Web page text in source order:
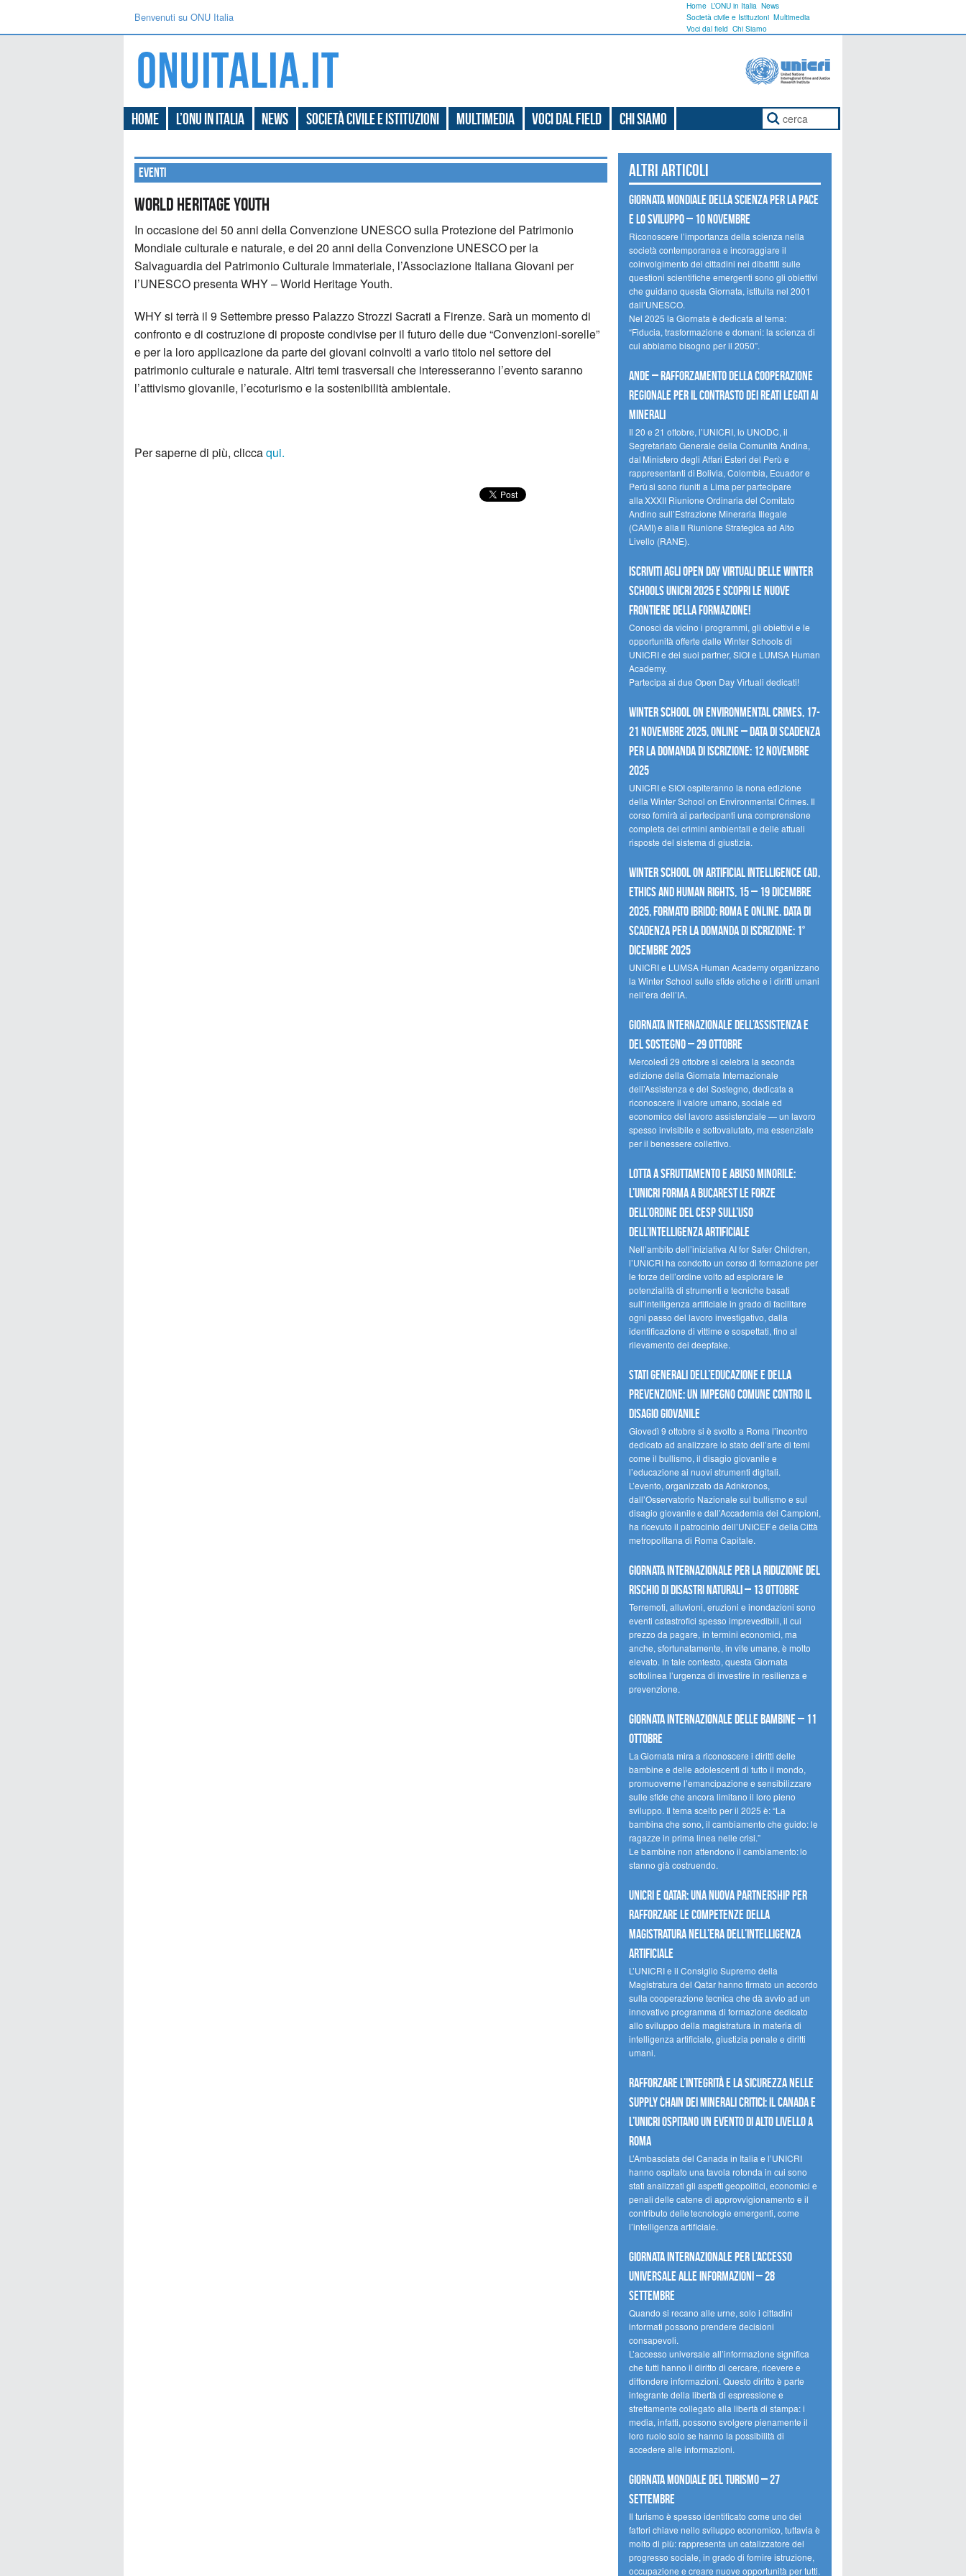
Benvenuti su ONU Italia
Home L’ONU in Italia News
Società civile e Istituzioni Multimedia
Voci dal field Chi Siamo
Home L’ONU in Italia News Società civile e Istituzioni Multimedia Voci dal field Chi Siamo
Eventi
World Heritage Youth
In occasione dei 50 anni della Convenzione UNESCO sulla Protezione del Patrimonio
Mondiale culturale e naturale, e dei 20 anni della Convenzione UNESCO per la
Salvaguardia del Patrimonio Culturale Immateriale, l’Associazione Italiana Giovani per
l’UNESCO presenta WHY – World Heritage Youth.
WHY si terrà il 9 Settembre presso Palazzo Strozzi Sacrati a Firenze. Sarà un momento di
confronto e di costruzione di proposte condivise per il futuro delle due “Convenzioni-sorelle”
e per la loro applicazione da parte dei giovani coinvolti a vario titolo nel settore del
patrimonio culturale e naturale. Altri temi trasversali che interesseranno l’evento saranno
l’attivismo giovanile, l’ecoturismo e la sostenibilità ambientale.
Per saperne di più, cliccaqui.
Altri articoli
Giornata mondiale della scienza per la pace
e lo sviluppo – 10 novembre
Riconoscere l’importanza della scienza nella
società contemporanea e incoraggiare il
coinvolgimento dei cittadini nei dibattiti sulle
questioni scientifiche emergenti sono gli obiettivi
che guidano questa Giornata, istituita nel 2001
dall’UNESCO.
Nel 2025 la Giornata è dedicata al tema:
“Fiducia, trasformazione e domani: la scienza di
cui abbiamo bisogno per il 2050”.
Ande – Rafforzamento della cooperazione
regionale per il contrasto dei reati legati ai
minerali
Il 20 e 21 ottobre, l’UNICRI, lo UNODC, il
Segretariato Generale della Comunità Andina,
dal Ministero degli Affari Esteri del Perù e
rappresentanti di Bolivia, Colombia, Ecuador e
Perù si sono riuniti a Lima per partecipare
alla XXXII Riunione Ordinaria del Comitato
Andino sull’Estrazione Mineraria Illegale
(CAMI) e alla II Riunione Strategica ad Alto
Livello (RANE).
Iscriviti agli Open Day Virtuali delle Winter
Schools UNICRI 2025 e scopri le nuove
frontiere della formazione!
Conosci da vicino i programmi, gli obiettivi e le
opportunità offerte dalle Winter Schools di
UNICRI e dei suoi partner, SIOI e LUMSA Human
Academy.
Partecipa ai due Open Day Virtuali dedicati!
Winter School on Environmental Crimes, 17-
21 novembre 2025, Online – Data di scadenza
per la domanda di iscrizione: 12 novembre
2025
UNICRI e SIOI ospiteranno la nona edizione
della Winter School on Environmental Crimes. Il
corso fornirà ai partecipanti una comprensione
completa dei crimini ambientali e delle attuali
risposte del sistema di giustizia.
Winter School on Artificial Intelligence (AI),
Ethics and Human Rights, 15 – 19 dicembre
2025, Formato Ibrido: Roma e online. Data di
scadenza per la domanda di iscrizione: 1°
dicembre 2025
UNICRI e LUMSA Human Academy organizzano
la Winter School sulle sfide etiche e i diritti umani
nell’era dell’IA.
Giornata internazionale dell’assistenza e
del sostegno – 29 ottobre
MercoledÌ 29 ottobre si celebra la seconda
edizione della Giornata Internazionale
dell’Assistenza e del Sostegno, dedicata a
riconoscere il valore umano, sociale ed
economico del lavoro assistenziale — un lavoro
spesso invisibile e sottovalutato, ma essenziale
per il benessere collettivo.
Lotta a sfruttamento e abuso minorile:
l’UNICRI forma a Bucarest le forze
dell’ordine del CESP sull’uso
dell’Intelligenza Artificiale
Nell’ambito dell’iniziativa AI for Safer Children,
l’UNICRI ha condotto un corso di formazione per
le forze dell’ordine volto ad esplorare le
potenzialità di strumenti e tecniche basati
sull’intelligenza artificiale in grado di facilitare
ogni passo del lavoro investigativo, dalla
identificazione di vittime e sospettati, fino al
rilevamento dei deepfake.
Stati Generali dell’Educazione e della
Prevenzione: un impegno comune contro il
disagio giovanile
Giovedì 9 ottobre si è svolto a Roma l’incontro
dedicato ad analizzare lo stato dell’arte di temi
come il bullismo, il disagio giovanile e
l’educazione ai nuovi strumenti digitali.
L’evento, organizzato da Adnkronos,
dall’Osservatorio Nazionale sul bullismo e sul
disagio giovanile e dall’Accademia dei Campioni,
ha ricevuto il patrocinio dell’UNICEF e della Città
metropolitana di Roma Capitale.
Giornata internazionale per la riduzione del
rischio di disastri naturali – 13 ottobre
Terremoti, alluvioni, eruzioni e inondazioni sono
eventi catastrofici spesso imprevedibili, il cui
prezzo da pagare, in termini economici, ma
anche, sfortunatamente, in vite umane, è molto
elevato. In tale contesto, questa Giornata
sottolinea l’urgenza di investire in resilienza e
prevenzione.
Giornata internazionale delle bambine – 11
ottobre
La Giornata mira a riconoscere i diritti delle
bambine e delle adolescenti di tutto il mondo,
promuoverne l’emancipazione e sensibilizzare
sulle sfide che ancora limitano il loro pieno
sviluppo. Il tema scelto per il 2025 è: “La
bambina che sono, il cambiamento che guido: le
ragazze in prima linea nelle crisi.”
Le bambine non attendono il cambiamento: lo
stanno già costruendo.
UNICRI e Qatar: una nuova partnership per
rafforzare le competenze della
magistratura nell’era dell’intelligenza
artificiale
L’UNICRI e il Consiglio Supremo della
Magistratura del Qatar hanno firmato un accordo
sulla cooperazione tecnica che dà avvio ad un
innovativo programma di formazione dedicato
allo sviluppo della magistratura in materia di
intelligenza artificiale, giustizia penale e diritti
umani.
Rafforzare l’integrità e la sicurezza nelle
supply chain dei minerali critici: il Canada e
l’UNICRI ospitano un evento di alto livello a
Roma
L’Ambasciata del Canada in Italia e l’UNICRI
hanno ospitato una tavola rotonda in cui sono
stati analizzati gli aspetti geopolitici, economici e
penali delle catene di approvvigionamento e il
contributo delle tecnologie emergenti, come
l’intelligenza artificiale.
Giornata internazionale per l’accesso
universale alle informazioni – 28
settembre
Quando si recano alle urne, solo i cittadini
informati possono prendere decisioni
consapevoli.
L’accesso universale all’informazione significa
che tutti hanno il diritto di cercare, ricevere e
diffondere informazioni. Questo diritto è parte
integrante della libertà di espressione e
strettamente collegato alla libertà di stampa: i
media, infatti, possono svolgere pienamente il
loro ruolo solo se hanno la possibilità di
accedere alle informazioni.
Giornata mondiale del turismo – 27
settembre
Il turismo è spesso identificato come uno dei
fattori chiave nello sviluppo economico, tuttavia è
molto di più: rappresenta un catalizzatore del
progresso sociale, in grado di fornire istruzione,
occupazione e creare nuove opportunità per tutti.